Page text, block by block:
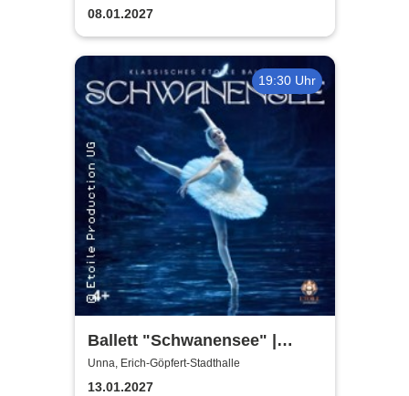
08.01.2027
19:30 Uhr
Ballett "Schwanensee" |
Klassisches Etoile Ballett
Unna, Erich-Göpfert-Stadthalle
13.01.2027